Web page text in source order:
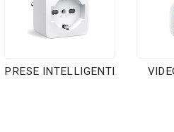
PRESE INTELLIGENTI